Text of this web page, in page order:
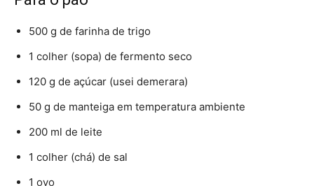
500 g de farinha de trigo
1 colher (sopa) de fermento seco
120 g de açúcar (usei demerara)
50 g de manteiga em temperatura ambiente
200 ml de leite
1 colher (chá) de sal
1 ovo